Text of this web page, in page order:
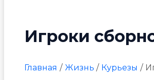
Игроки
Главная Жизнь Курьезы